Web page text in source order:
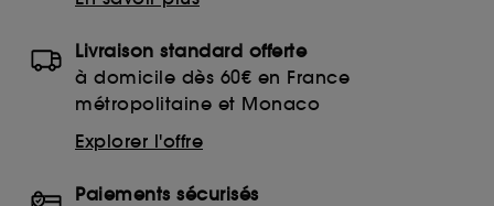
Livraison standard offerte
à domicile dès 60€ en France
métropolitaine et Monaco
Explorer l'offre
Paiements sécurisés